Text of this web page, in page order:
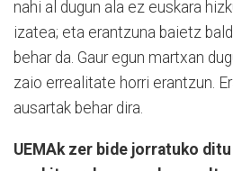
nahi al dugun ala ez euskara
izatea; eta erantzuna baietz
behar da. Gaur egun martxan
zaio errealitate horri erantzun.
ausartak behar dira.
UEMAk zer bide jorratuko